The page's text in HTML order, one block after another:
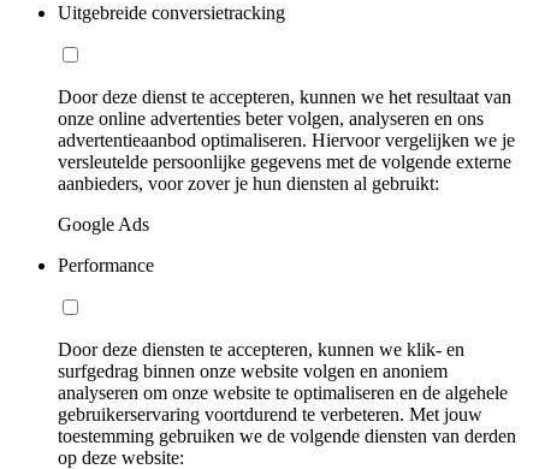
Uitgebreide conversietracking
Door deze dienst te accepteren, kunnen we het resultaat van
onze online advertenties beter volgen, analyseren en ons
advertentieaanbod optimaliseren. Hiervoor vergelijken we je
versleutelde persoonlijke gegevens met de volgende externe
aanbieders, voor zover je hun diensten al gebruikt:
Google Ads
Performance
Door deze diensten te accepteren, kunnen we klik- en
surfgedrag binnen onze website volgen en anoniem
analyseren om onze website te optimaliseren en de algehele
gebruikerservaring voortdurend te verbeteren. Met jouw
toestemming gebruiken we de volgende diensten van derden
op deze website: